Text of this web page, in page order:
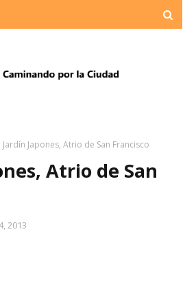
Jardín Japones, Atrio de San Francisco
Atrio de San
2013